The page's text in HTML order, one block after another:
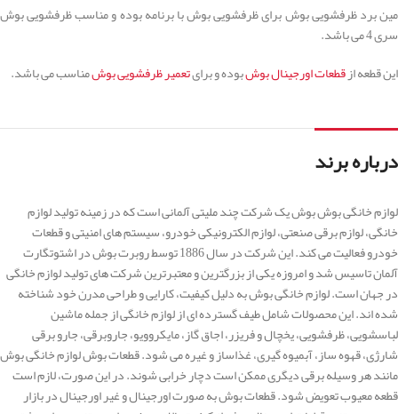
مین برد ظرفشویی بوش برای ظرفشویی بوش با برنامه بوده و مناسب ظرفشویی بوش
سری 4 می باشد.
این قطعه ازقطعات اورجینال بوشبوده و برایتعمیر ظرفشویی بوشمناسب می باشد.
درباره برند
لوازم خانگی بوش بوش یک شرکت چند ملیتی آلمانی است که در زمینه تولید لوازم
خانگی، لوازم برقی صنعتی، لوازم الکترونیکی خودرو، سیستم های امنیتی و قطعات
خودرو فعالیت می کند. این شرکت در سال 1886 توسط روبرت بوش در اشتوتگارت
آلمان تاسیس شد و امروزه یکی از بزرگترین و معتبرترین شرکت های تولید لوازم خانگی
در جهان است. لوازم خانگی بوش به دلیل کیفیت، کارایی و طراحی مدرن خود شناخته
شده اند. این محصولات شامل طیف گسترده ای از لوازم خانگی از جمله ماشین
لباسشویی، ظرفشویی، یخچال و فریزر، اجاق گاز، مایکروویو، جاروبرقی، جارو برقی
شارژی، قهوه ساز، آبمیوه گیری، غذاساز و غیره می شود. قطعات بوش لوازم خانگی بوش
مانند هر وسیله برقی دیگری ممکن است دچار خرابی شوند. در این صورت، لازم است
قطعه معیوب تعویض شود. قطعات بوش به صورت اورجینال و غیر اورجینال در بازار